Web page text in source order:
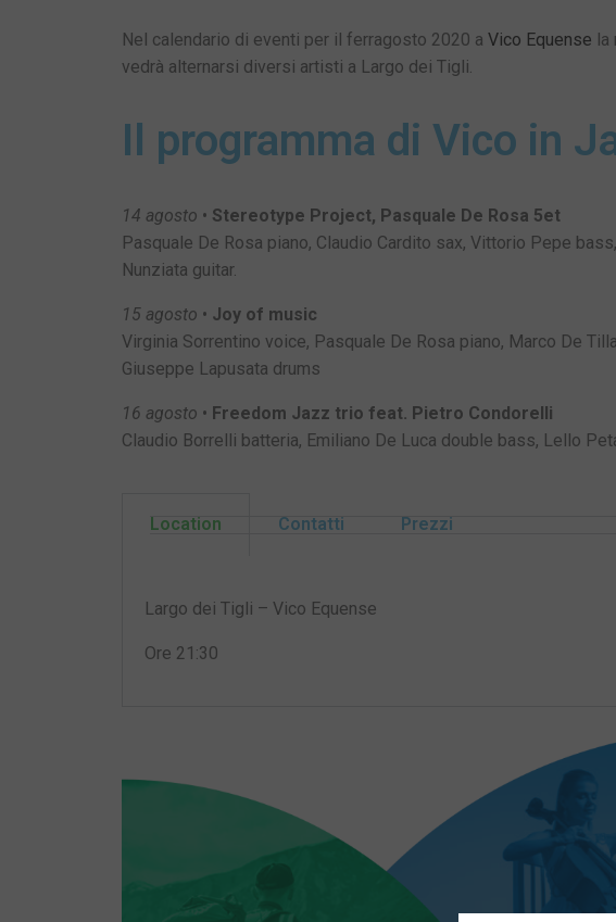
Nel calendario di eventi per il ferragosto 2020 a Vico Equense
vedrà alternarsi diversi artisti a Largo dei Tigli.
Il programma di Vico in
14 agosto • Stereotype Project, Pasquale De Rosa 5et
Pasquale De Rosa piano, Claudio Cardito sax, Vittorio Pepe
Nunziata guitar.
15 agosto • Joy of music
Virginia Sorrentino voice, Pasquale De Rosa piano, Marco De
Giuseppe Lapusata drums
16 agosto • Freedom Jazz trio feat. Pietro Condorelli
Claudio Borrelli batteria, Emiliano De Luca double bass, Lello
Location Contatti Prezzi
Largo dei Tigli – Vico Equense
Ore 21:30